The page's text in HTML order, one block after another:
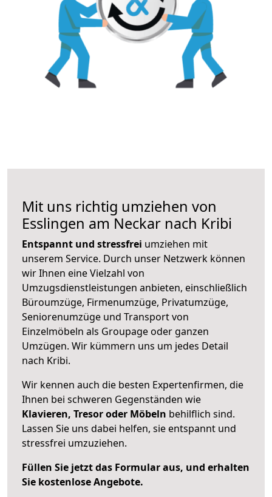
Mit uns richtig umziehen von
Esslingen am Neckar nach Kribi
Entspannt und stressfrei umziehen mit
unserem Service. Durch unser Netzwerk können
wir Ihnen eine Vielzahl von
Umzugsdienstleistungen anbieten, einschließlich
Büroumzüge, Firmenumzüge, Privatumzüge,
Seniorenumzüge und Transport von
Einzelmöbeln als Groupage oder ganzen
Umzügen. Wir kümmern uns um jedes Detail
nach Kribi.
Wir kennen auch die besten Expertenfirmen, die
Ihnen bei schweren Gegenständen wie
Klavieren, Tresor oder Möbeln behilflich sind.
Lassen Sie uns dabei helfen, sie entspannt und
stressfrei umzuziehen.
Füllen Sie jetzt das Formular aus, und erhalten
Sie kostenlose Angebote.